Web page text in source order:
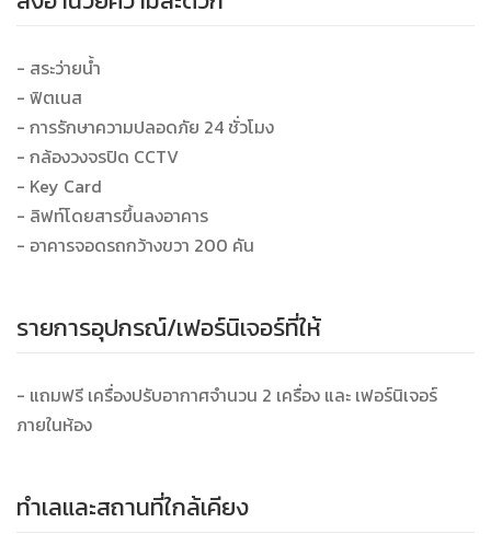
- สระว่ายน้ำ
- ฟิตเนส
- การรักษาความปลอดภัย 24 ชั่วโมง
- กล้องวงจรปิด CCTV
- Key Card
- ลิฟท์โดยสารขึ้นลงอาคาร
- อาคารจอดรถกว้างขวา 200 คัน
รายการอุปกรณ์/เฟอร์นิเจอร์ที่ให้
- แถมฟรี เครื่องปรับอากาศจำนวน 2 เครื่อง และ เฟอร์นิเจอร์
ภายในห้อง
ทำเลและสถานที่ใกล้เคียง